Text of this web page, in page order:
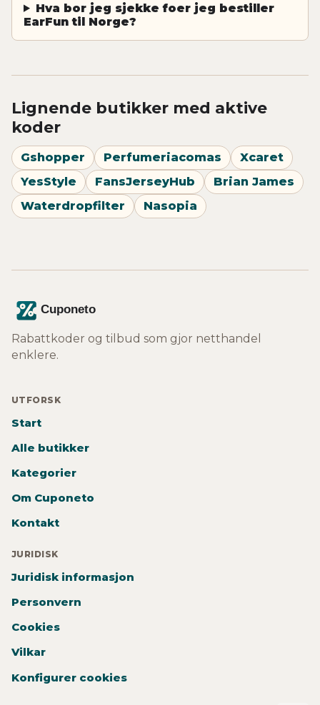
Hva bor jeg sjekke foer jeg bestiller
EarFun til Norge?
Lignende butikker med aktive
koder
Gshopper Perfumeriacomas
Xcaret
YesStyle
FansJerseyHub
Brian James
Waterdropfilter
Nasopia
Rabattkoder og tilbud som gjor netthandel
enklere.
UTFORSK
Start
Alle butikker
Kategorier
Om Cuponeto
Kontakt
JURIDISK
Juridisk informasjon
Personvern
Cookies
Vilkar
Konfigurer cookies